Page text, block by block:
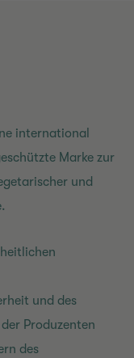
international
Marke zur
und
und des
Produzenten
des